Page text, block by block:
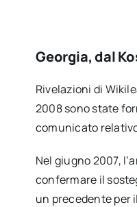
Georgia, dal
Rivelazioni di
2008 sono state
comunicato
Nel giugno 2007,
confermare il
un precedente per